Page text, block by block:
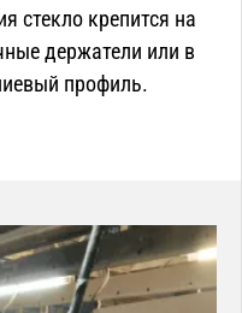
стекло крепится на
держатели или в
профиль.